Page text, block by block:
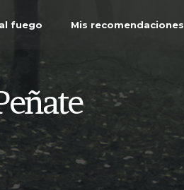
fuego Mis recomendaciones